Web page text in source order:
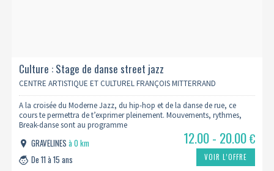
Culture : Stage de danse street jazz
CENTRE ARTISTIQUE ET CULTUREL FRANÇOIS MITTERRAND
A la croisée du Moderne Jazz, du hip-hop et de la danse de rue, ce
cours te permettra de t’exprimer pleinement. Mouvements, rythmes,
Break-danse sont au programme
GRAVELINESà 0 km
De 11 à 15 ans
12.00 - 20.00€
VOIR L’OFFRE